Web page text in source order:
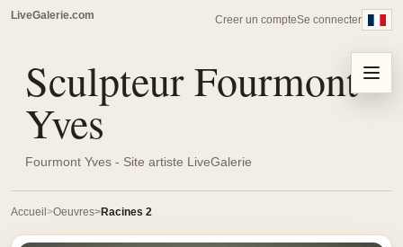
LiveGalerie.com Creer un compteSe connecter
Sculpteur Fourmont
Yves
Fourmont Yves - Site artiste LiveGalerie
Menu
Accueil Oeuvres Racines 2